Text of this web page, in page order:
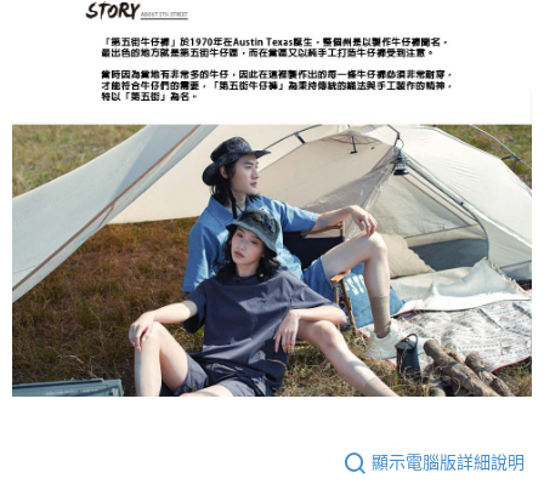
顯示電腦版詳細說明